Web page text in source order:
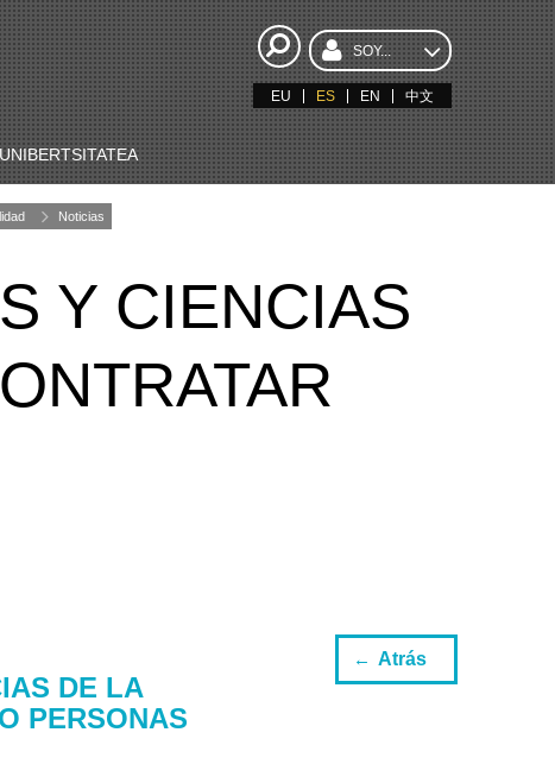
SOY...
EU ES EN 中文
Noticias
Y CIENCIAS
Atrás
DE LA
PERSONAS